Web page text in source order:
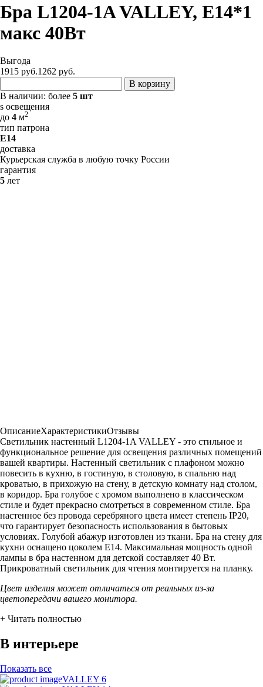
Бра L1204-1A VALLEY, E14*1
макс 40Вт
Выгода
1915 руб.1262 руб.
В корзину
В наличии: более 5 шт
s освещения
до 4 м2
тип патрона
E14
доставка
Курьерская служба в любую точку России
гарантия
5 лет
ОписаниеХарактеристикиОтзывы
Светильник настенный L1204-1A VALLEY - это стильное и
функциональное решение для освещения различных помещений
вашей квартиры. Настенный светильник с плафоном можно
повесить в кухню, в гостиную, в столовую, в спальню над
кроватью, в прихожую на стену, в детскую комнату над столом,
в коридор. Бра голубое с хромом выполнено в классическом
стиле и будет прекрасно смотреться в современном стиле. Бра
настенное без провода серебряного цвета имеет степень IP20,
что гарантирует безопасность использования в бытовых
условиях. Голубой абажур изготовлен из ткани. Бра на стену для
кухни оснащено цоколем Е14. Максимальная мощность одной
лампы в бра настенном для детской составляет 40 Вт.
Прикроватный светильник для чтения монтируется на планку.
Цвет изделия может отличаться от реальных из-за
цветопередачи вашего монитора.
+ Читать полностью
В интерьере
Показать все
VALLEY 6